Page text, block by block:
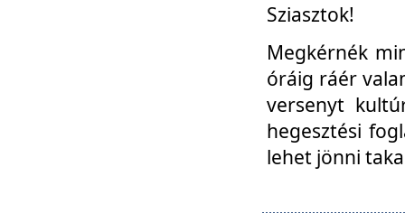
Sziasztok!
Megkérnék
óráig ráér
versenyt
hegesztési
lehet jönni